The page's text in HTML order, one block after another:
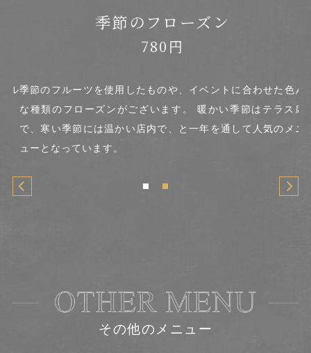
季節のフローズン
780円
季節のフルーツを使用したものや、イベントに合わせた色ん
な種類のフローズンがございます。 暖かい季節はテラス席
で、寒い季節には温かい店内で、と一年を通して人気のメニ
ューとなっています。
ム
ー
その他のメニュー